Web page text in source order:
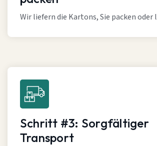
Wir liefern die Kartons, Sie packen oder
Schritt #3: Sorgfältiger
Transport